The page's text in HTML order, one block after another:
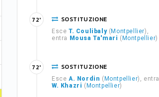
SOSTITUZIONE
Esce T. Coulibaly( Montpellier),
entra
Mousa Ta'mari ( Montpellier)
72'
SOSTITUZIONE
Esce A. Nordin ( Montpellier), entra
W. Khazri ( Montpellier)
72'